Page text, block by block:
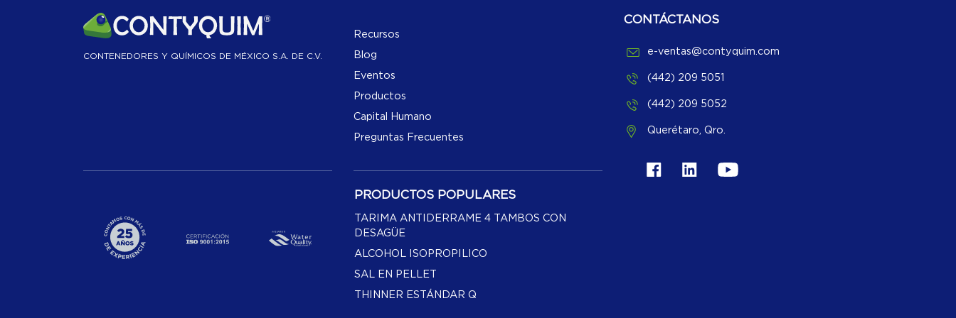
CONTENEDORES Y QUÍMICOS DE MÉXICO S.A. DE C.V.
Recursos
Blog
Eventos
Productos
Capital Humano
Preguntas Frecuentes
PRODUCTOS POPULARES
TARIMA ANTIDERRAME 4 TAMBOS CON
DESAGÜE
ALCOHOL ISOPROPILICO
SAL EN PELLET
THINNER ESTÁNDAR Q
CONTÁCTANOS
e-ventas@contyquim.com
(442) 209 5051
(442) 209 5052
Querétaro, Qro.